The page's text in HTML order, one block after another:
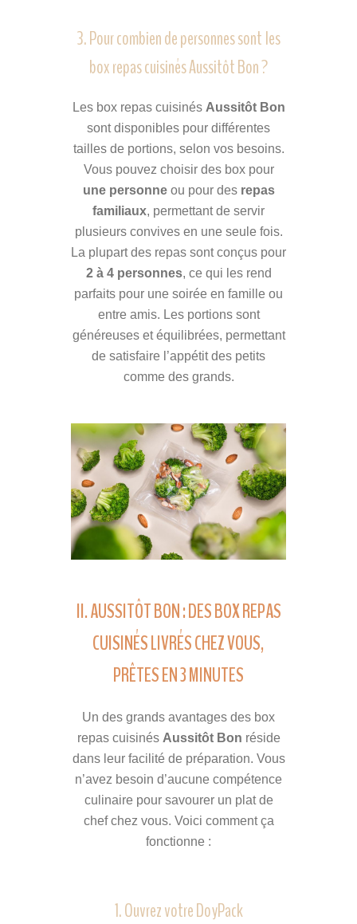
3. Pour combien de personnes sont les
box repas cuisinés Aussitôt Bon ?
Les box repas cuisinés Aussitôt Bon
sont disponibles pour différentes
tailles de portions, selon vos besoins.
Vous pouvez choisir des box pour
une personneou pour des repas
familiaux, permettant de servir
plusieurs convives en une seule fois.
La plupart des repas sont conçus pour
2 à 4 personnes, ce qui les rend
parfaits pour une soirée en famille ou
entre amis. Les portions sont
généreuses et équilibrées, permettant
de satisfaire l’appétit des petits
comme des grands.
II. AUSSITÔT BON : DES BOX REPAS
CUISINÉS LIVRÉS CHEZ VOUS,
PRÊTES EN 3 MINUTES
Un des grands avantages des box
repas cuisinés Aussitôt Bon réside
dans leur facilité de préparation. Vous
n’avez besoin d’aucune compétence
culinaire pour savourer un plat de
chef chez vous. Voici comment ça
fonctionne :
1. Ouvrez votre DoyPack